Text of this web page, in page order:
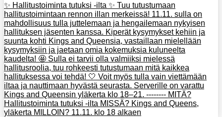
✨ Hallitustoiminta tutuksi -ilta ✨ Tuu tutustumaan
hallitustoimintaan rennon illan merkeissä! 11.11. sulla on
mahdollisuus tulla juttelemaan ja hengailemaan nykyisen
hallituksen jäsenten kanssa. Kiperät kysymykset kehiin ja
suunta kohti Kings and Queensia, vastaillaan mielellään
kysymyksiin ja jaetaan omia kokemuksia kuluneelta
kaudelta! 🤩 Sulla ei tarvii olla valmiiksi mielessä
hallitusroolia, tuu rohkeesti tutustumaan mitä kaikkea
hallituksessa voi tehdä! 🤍 Voit myös tulla vain viettämään
iltaa ja nauttimaan hyvästä seurasta. Serverille on varattu
Kings and Queensin yläkerta klo 18–21. -------- MITÄ?
Hallitustoiminta tutuksi -ilta MISSÄ? Kings and Queens,
yläkerta MILLOIN? 11.11. klo 18 alkaen